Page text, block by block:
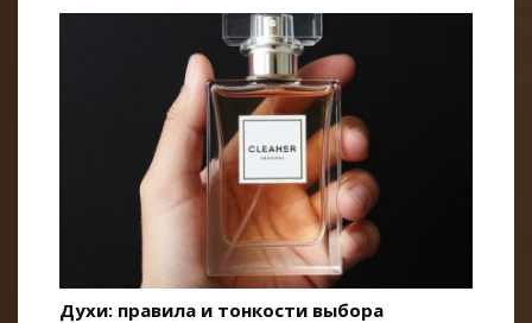
Духи: правила и тонкости выбора